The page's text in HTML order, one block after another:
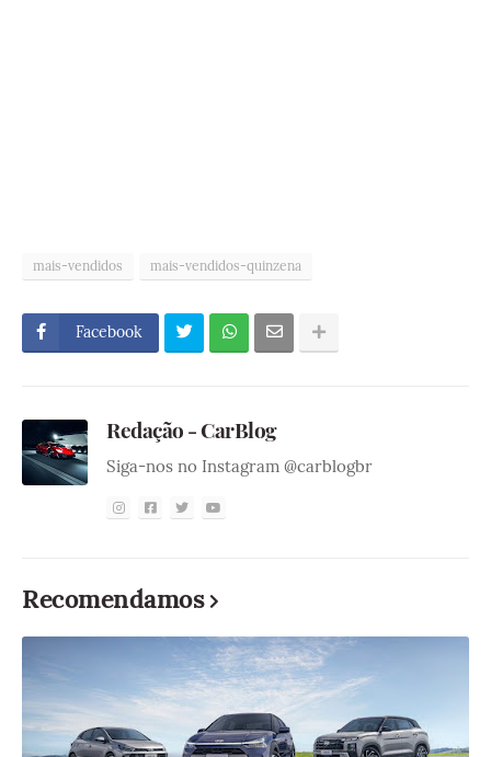
mais-vendidos mais-vendidos-quinzena
Facebook
Redação - CarBlog
Siga-nos no Instagram @carblogbr
Recomendamos